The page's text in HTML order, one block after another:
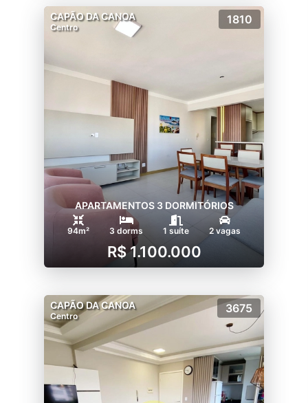
CAPÃO DA CANOA
Centro
1810
APARTAMENTOS 3 DORMITÓRIOS
94m² 3 dorms 1 suíte 2 vagas
R$ 1.100.000
CAPÃO DA CANOA
Centro
3675